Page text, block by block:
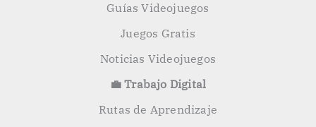
Guías Videojuegos
Juegos Gratis
Noticias Videojuegos
💼 Trabajo Digital
Rutas de Aprendizaje